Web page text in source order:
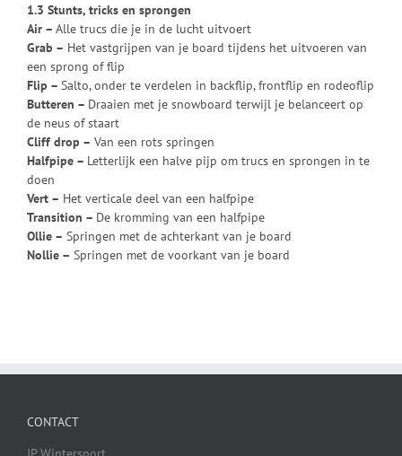
1.3 Stunts, tricks en sprongen
Air – Alle trucs die je in de lucht uitvoert
Grab – Het vastgrijpen van je board tijdens het uitvoeren van
een sprong of flip
Flip – Salto, onder te verdelen in backflip, frontflip en rodeoflip
Butteren – Draaien met je snowboard terwijl je belanceert op
de neus of staart
Cliff drop – Van een rots springen
Halfpipe – Letterlijk een halve pijp om trucs en sprongen in te
doen
Vert – Het verticale deel van een halfpipe
Transition – De kromming van een halfpipe
Ollie – Springen met de achterkant van je board
Nollie – Springen met de voorkant van je board
CONTACT